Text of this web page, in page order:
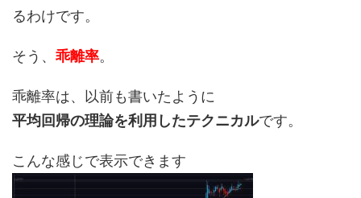
るわけです。
そう、 乖離率。
乖離率は、以前も書いたように
平均回帰の理論を利用したテクニカルです。
こんな感じで表示できます